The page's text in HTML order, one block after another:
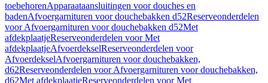
toebehorenApparaataansluitingen voor douches en
badenAfvoergarnituren voor douchebakken d52Reserveonderdelen
voor Afvoergarnituren voor douchebakken d52Met
afdekplaatjeReserveonderdelen voor Met
afdekplaatjeAfvoerdekselReserveonderdelen voor
AfvoerdekselAfvoergarnituren voor douchebakken,
d62Reserveonderdelen voor Afvoergarnituren voor douchebakken,
d62Met afdekplaatjeReserveonderdelen voor Met